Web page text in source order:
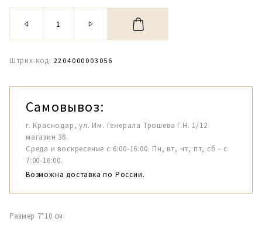
Штрих-код: 2204000003056
Самовывоз:
г. Краснодар, ул. Им. Генерала Трошева Г.Н. 1/12
магазин 38.
Среда и воскресение с 6:00-16:00. Пн, вт, чт, пт, сб - с
7:00-16:00.
Возможна доставка по России.
Размер 7*10 см